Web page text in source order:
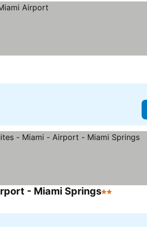
- Miami Springs2 Kategória